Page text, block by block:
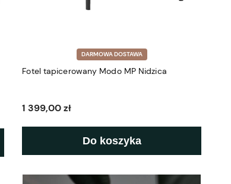
DARMOWA DOSTAWA
Fotel tapicerowany Modo MP Nidzica
1 399,00 zł
Do koszyka